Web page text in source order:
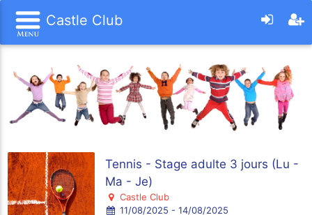
Castle Club
Tennis - Stage adulte 3 jours (Lu -
Ma - Je)
Castle Club
11/08/2025 - 14/08/2025